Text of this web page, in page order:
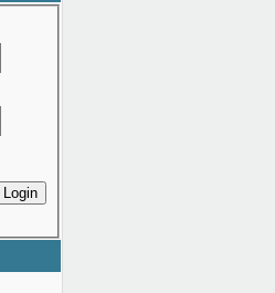
Login